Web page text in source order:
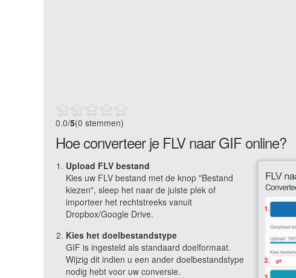
0.0/5(0 stemmen)
Hoe converteer je FLV naar GIF online?
Upload FLV bestand
Kies uw FLV bestand met de knop "Bestand
kiezen", sleep het naar de juiste plek of
importeer het rechtstreeks vanuit
Dropbox/Google Drive.
Kies het doelbestandstype
GIF is ingesteld als standaard doelformaat.
Wijzig dit indien u een ander doelbestandstype
nodig hebt voor uw conversie.